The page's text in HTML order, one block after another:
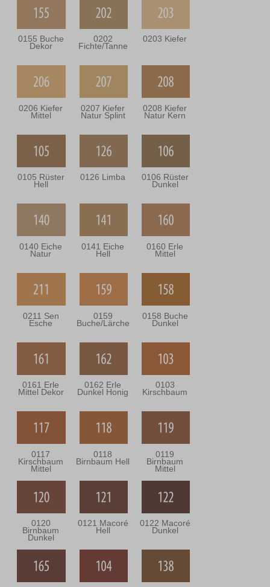
0155 Buche
Dekor
0202
Fichte/Tanne
0203 Kiefer
0206 Kiefer
Mittel
0207 Kiefer
Natur Splint
0208 Kiefer
Natur Kern
0105 Rüster
Hell
0126 Limba 0106 Rüster
Dunkel
0140 Eiche
Natur
0141 Eiche
Hell
0160 Erle
Mittel
0211 Sen
Esche
0159
Buche/Lärche
0158 Buche
Dunkel
0161 Erle
Mittel Dekor
0162 Erle
Dunkel Honig
0103
Kirschbaum
0117
Kirschbaum
Mittel
0118
Birnbaum Hell
0119
Birnbaum
Mittel
0120
Birnbaum
Dunkel
0121 Macoré
Hell
0122 Macoré
Dunkel